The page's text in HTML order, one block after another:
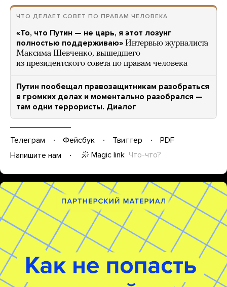
ЧТО ДЕЛАЕТ СОВЕТ ПО ПРАВАМ ЧЕЛОВЕКА
«То, что Путин — не царь, я этот лозунг
полностью поддерживаю» Интервью журналиста
Максима Шевченко, вышедшего
из президентского совета по правам человека
Путин пообещал правозащитникам разобраться
в громких делах и моментально разобрался —
там одни террористы. Диалог
Телеграм Фейсбук Твиттер
PDF
Напишите нам
Magic link Что-что?